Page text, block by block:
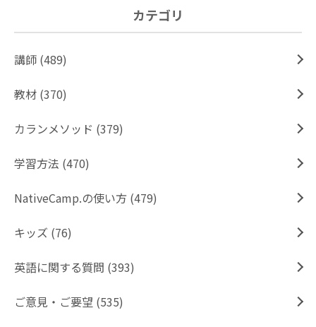
カテゴリ
講師 (489)
教材 (370)
カランメソッド (379)
学習方法 (470)
NativeCamp.の使い方 (479)
キッズ (76)
英語に関する質問 (393)
ご意見・ご要望 (535)